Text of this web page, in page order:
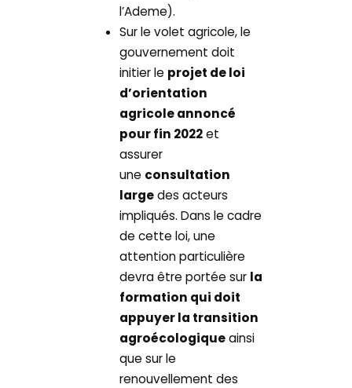
l’Ademe).
Sur le volet agricole, le
gouvernement doit
initier le projet de loi
d’orientation
agricole annoncé
pour fin 2022et
assurer
une consultation
largedes acteurs
impliqués. Dans le cadre
de cette loi, une
attention particulière
devra être portée sur la
formation qui doit
appuyer la transition
agroécologiqueainsi
que sur le
renouvellement des